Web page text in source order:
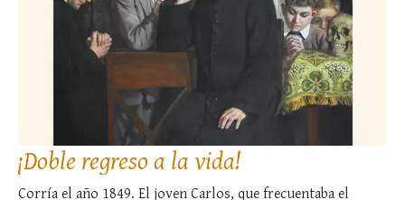
¡Doble regreso a la vida!
Corría el año 1849. El joven Carlos, que frecuentaba el